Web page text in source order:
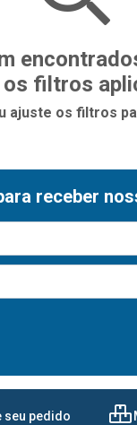
os filtros
ajuste os filtros
receber
seu pedido